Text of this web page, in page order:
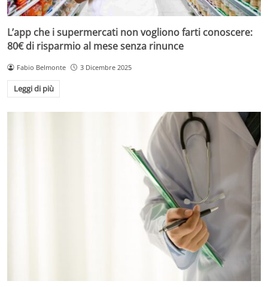
L’app che i supermercati non vogliono farti conoscere:
80€ di risparmio al mese senza rinunce
Fabio Belmonte 3 Dicembre 2025
Leggi di più